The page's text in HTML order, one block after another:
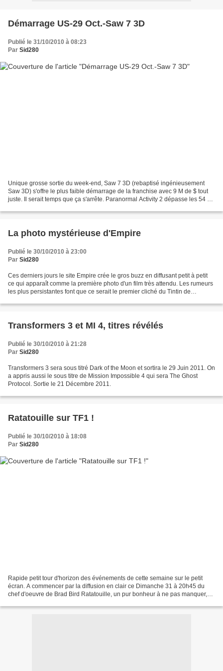
Démarrage US-29 Oct.-Saw 7 3D
Publié le 31/10/2010 à 08:23
Par Sid280
Unique grosse sortie du week-end, Saw 7 3D (rebaptisé ingénieusement
Saw 3D) s'offre le plus faible démarrage de la franchise avec 9 M de $ tout
juste. Il serait temps que ça s'arrête. Paranormal Activity 2 dépasse les 54 M
La photo mystérieuse d'Empire
Publié le 30/10/2010 à 23:00
Par Sid280
Ces derniers jours le site Empire crée le gros buzz en diffusant petit à petit
ce qui apparaît comme la première photo d'un film très attendu. Les rumeurs
les plus persistantes font que ce serait le premier cliché du Tintin de
Transformers 3 et MI 4, titres révélés
Publié le 30/10/2010 à 21:28
Par Sid280
Transformers 3 sera sous titré Dark of the Moon et sortira le 29 Juin 2011. On
a appris aussi le sous titre de Mission Impossible 4 qui sera The Ghost
Protocol. Sortie le 21 Décembre 2011.
Ratatouille sur TF1 !
Publié le 30/10/2010 à 18:08
Par Sid280
Rapide petit tour d'horizon des événements de cette semaine sur le petit
écran. A commencer par la diffusion en clair ce Dimanche 31 à 20h45 du
chef d'oeuvre de Brad Bird Ratatouille, un pur bonheur à ne pas manquer,